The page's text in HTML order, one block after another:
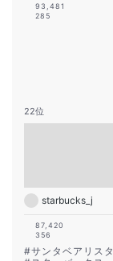
93,481
285
22位
starbucks_j
87,420
356
#サンタベアリスタ